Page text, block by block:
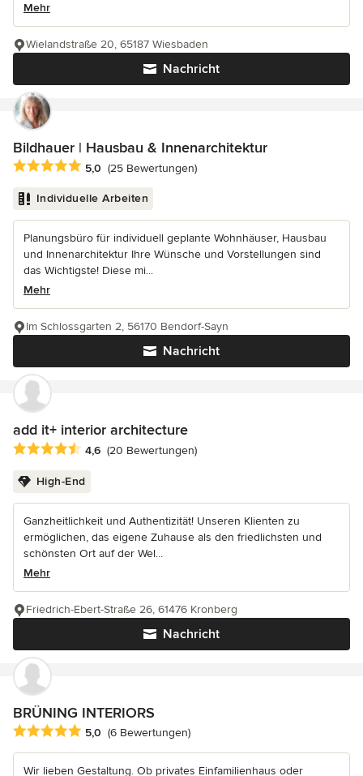
Mehr
Nachricht
Wielandstraße 20, 65187 Wiesbaden
Bildhauer | Hausbau & Innenarchitektur
Durchschnittliche Bewertung: 5 von 5 Sternen
5,0 (25 Bewertungen)
Individuelle Arbeiten
Planungsbüro für individuell geplante Wohnhäuser, Hausbau
und Innenarchitektur Ihre Wünsche und Vorstellungen sind
das Wichtigste! Diese mi...
Mehr
Nachricht
Im Schlossgarten 2, 56170 Bendorf-Sayn
add it+ interior architecture
Durchschnittliche Bewertung: 4.6 von 5 Sternen
4,6 (20 Bewertungen)
High-End
Ganzheitlichkeit und Authentizität! Unseren Klienten zu
ermöglichen, das eigene Zuhause als den friedlichsten und
schönsten Ort auf der Wel...
Mehr
Nachricht
Friedrich-Ebert-Straße 26, 61476 Kronberg
BRÜNING INTERIORS
Durchschnittliche Bewertung: 5 von 5 Sternen
5,0 (6 Bewertungen)
Wir lieben Gestaltung. Ob privates Einfamilienhaus oder